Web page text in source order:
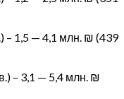
– 1,5 — 4,1 млн. ₪ (439
– 3,1 — 5,4 млн. ₪